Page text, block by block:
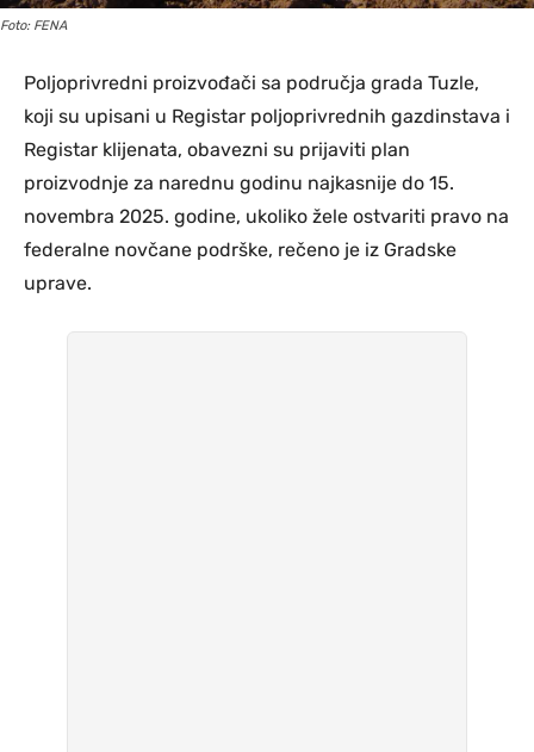
Foto: FENA
Poljoprivredni proizvođači sa područja grada Tuzle,
koji su upisani u Registar poljoprivrednih gazdinstava i
Registar klijenata, obavezni su prijaviti plan
proizvodnje za narednu godinu najkasnije do 15.
novembra 2025. godine, ukoliko žele ostvariti pravo na
federalne novčane podrške, rečeno je iz Gradske
uprave.